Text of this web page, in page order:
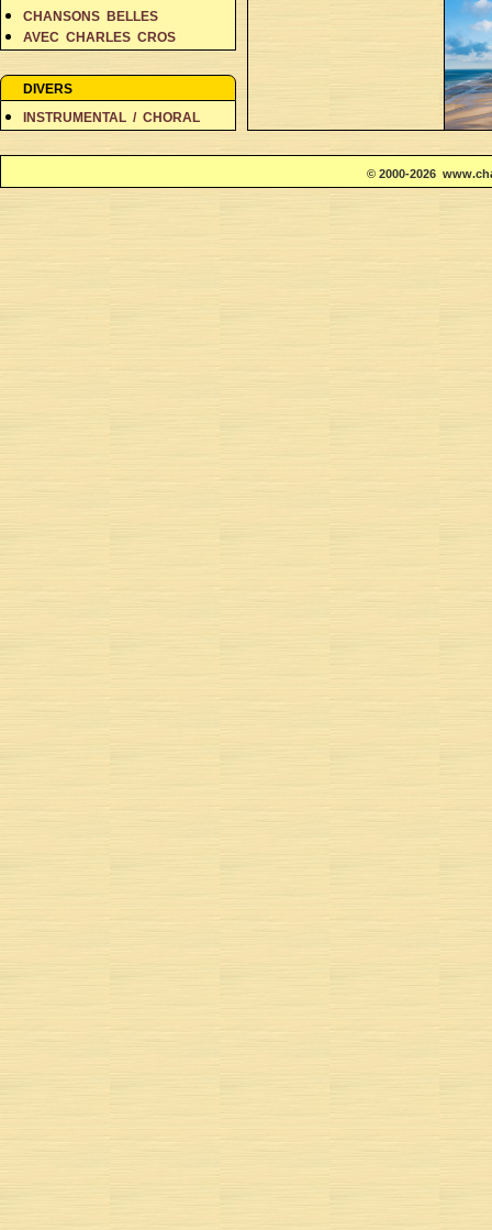
CHANSONS BELLES
AVEC CHARLES CROS
COIN DES POÈTES E-L
COIN DES POÈTES M-V
DIVERS
INSTRUMENTAL / CHORAL
© 2000-2026